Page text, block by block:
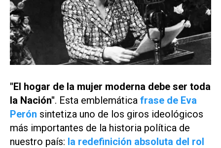
"El hogar de la mujer moderna debe ser toda
la Nación". Esta emblemática frase de Eva
Perón sintetiza uno de los giros ideológicos
más importantes de la historia política de
nuestro país: la redefinición absoluta del rol